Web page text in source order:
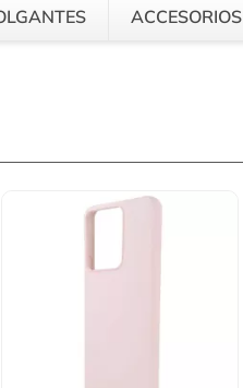
ACCESORIOS